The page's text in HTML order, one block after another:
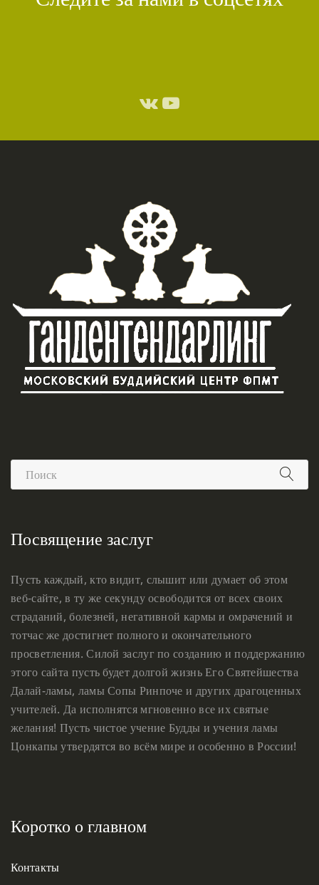
Посвящение заслуг
Пусть каждый, кто видит, слышит или думает об этом
веб-сайте, в ту же секунду освободится от всех своих
страданий, болезней, негативной кармы и омрачений и
тотчас же достигнет полного и окончательного
просветления. Силой заслуг по созданию и поддержанию
этого сайта пусть будет долгой жизнь Его Святейшества
Далай-ламы, ламы Сопы Ринпоче и других драгоценных
учителей. Да исполнятся мгновенно все их святые
желания! Пусть чистое учение Будды и учения ламы
Цонкапы утвердятся во всём мире и особенно в России!
Коротко о главном
Контакты